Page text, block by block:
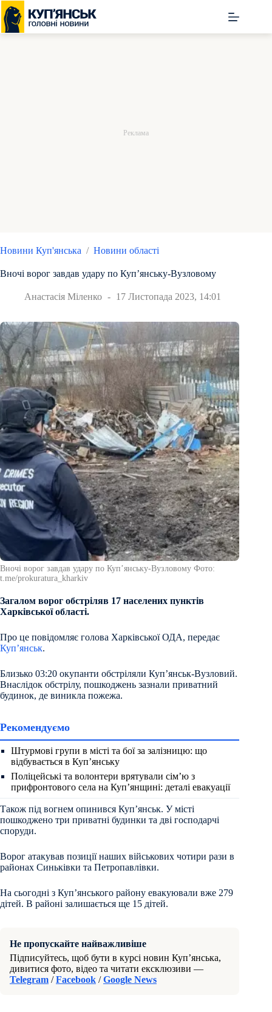
Перейти
до
вмісту
Новини Куп'янська / Новини області
Вночі ворог завдав удару по Купʼянську-Вузловому
Анастасія Міленко 17 Листопада 2023, 14:01
Вночі ворог завдав удару по Купʼянську-Вузловому Фото:
t.me/prokuratura_kharkiv
Загалом ворог обстріляв 17 населених пунктів
Харківської області.
Про це повідомляє голова Харківської ОДА, передає
Куп’янськ.
Близько 03:20 окупанти обстріляли Купʼянськ-Вузловий.
Внаслідок обстрілу, пошкоджень зазнали приватний
будинок, де виникла пожежа.
Рекомендуємо
Штурмові групи в місті та бої за залізницю: що
відбувається в Куп’янську
Поліцейські та волонтери врятували сім’ю з
прифронтового села на Куп’янщині: деталі евакуації
Також під вогнем опинився Купʼянськ. У місті
пошкоджено три приватні будинки та дві господарчі
споруди.
Ворог атакував позиції наших військових чотири рази в
районах Синьківки та Петропавлівки.
На сьогодні з Купʼянського району евакуювали вже 279
дітей. В районі залишається ще 15 дітей.
Не пропускайте найважливіше
Підписуйтесь, щоб бути в курсі новин Куп’янська,
дивитися фото, відео та читати ексклюзиви —
Telegram /Facebook /Google News